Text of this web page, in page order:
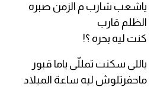
ياشعب شارب م الزمن صبره
الظلم قارب
كنت ليه بحره ؟!
ياللى سكنت تمللّى ياما قبور
ماحفرتلوش ليه ساعة الميلاد